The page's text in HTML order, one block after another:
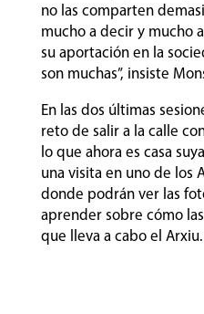
no las comparten
mucho a decir y mucho
su aportación en la
son muchas”, insiste
En las dos últimas
reto de salir a la calle
lo que ahora es casa
una visita en uno de los
donde podrán ver las
aprender sobre cómo
que lleva a cabo el Arxiu.